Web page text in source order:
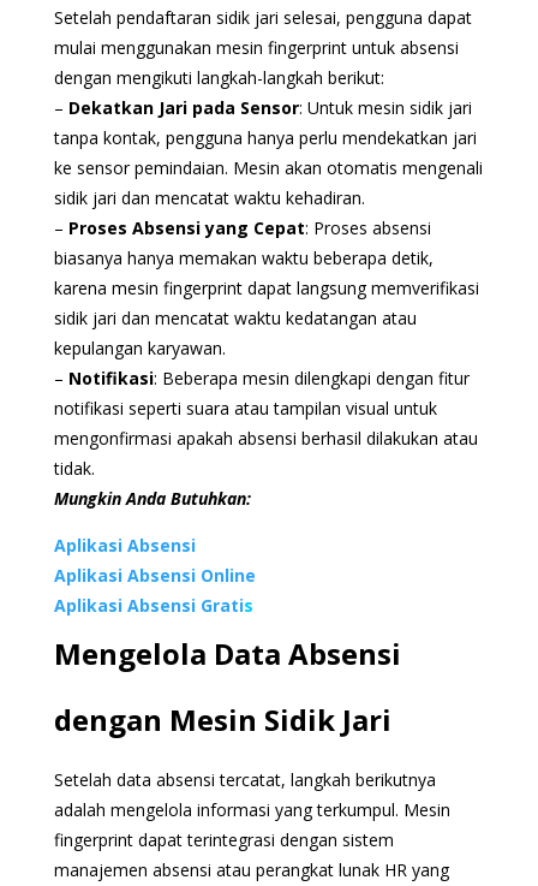
Setelah pendaftaran sidik jari selesai, pengguna dapat
mulai menggunakan mesin fingerprint untuk absensi
dengan mengikuti langkah-langkah berikut:
– Dekatkan Jari pada Sensor: Untuk mesin sidik jari
tanpa kontak, pengguna hanya perlu mendekatkan jari
ke sensor pemindaian. Mesin akan otomatis mengenali
sidik jari dan mencatat waktu kehadiran.
– Proses Absensi yang Cepat: Proses absensi
biasanya hanya memakan waktu beberapa detik,
karena mesin fingerprint dapat langsung memverifikasi
sidik jari dan mencatat waktu kedatangan atau
kepulangan karyawan.
– Notifikasi: Beberapa mesin dilengkapi dengan fitur
notifikasi seperti suara atau tampilan visual untuk
mengonfirmasi apakah absensi berhasil dilakukan atau
tidak.
Mungkin Anda Butuhkan:
Aplikasi Absensi
Aplikasi Absensi Online
Aplikasi Absensi Gratis
Mengelola Data Absensi
dengan Mesin Sidik Jari
Setelah data absensi tercatat, langkah berikutnya
adalah mengelola informasi yang terkumpul. Mesin
fingerprint dapat terintegrasi dengan sistem
manajemen absensi atau perangkat lunak HR yang